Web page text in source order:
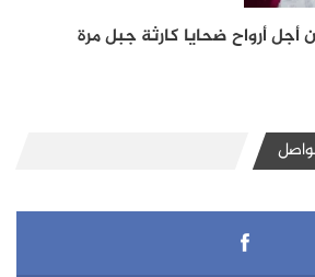
أجل أرواح ضحايا كارثة جبل مرة